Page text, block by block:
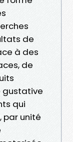
de
à des
de
gustative
qui
par unité